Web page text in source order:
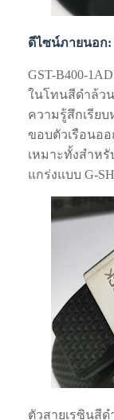
ดีไซน์ภายนอก:
GST-B400-
ในโทนสีดำล้ว
ความรู้สึกเรียบ
ขอบตัวเรือนอ
เหมาะทั้งสำห
แกร่งแบบ G-
ตัวสายเรซินสี